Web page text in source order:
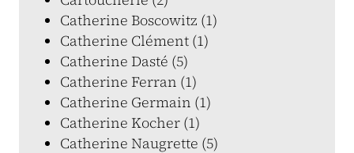
Catherine Boscowitz (1)
Catherine Clément (1)
Catherine Dasté (5)
Catherine Ferran (1)
Catherine Germain (1)
Catherine Kocher (1)
Catherine Naugrette (5)